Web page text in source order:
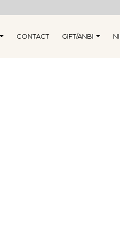
CONTACT GIFT/ANBI